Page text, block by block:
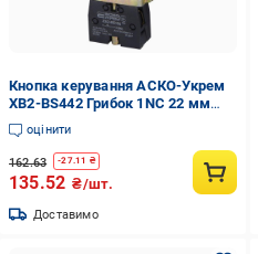
Кнопка керування АСКО-Укрем
XB2-BS442 Грибок 1NC 22 мм
Червоний (A0140010082)
оцінити
162.63 -27.11 ₴
135.52 ₴/шт.
Доставимо